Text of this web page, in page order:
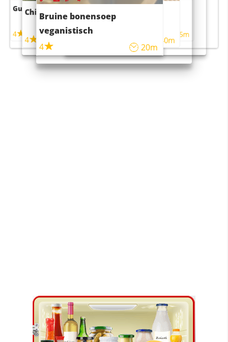
Guacamole
4
Chili con carne
4
Bruine bonensoep
veganistisch
4
20m
Sushi rijstsalade
maaltijdsalade
40m
4 55m